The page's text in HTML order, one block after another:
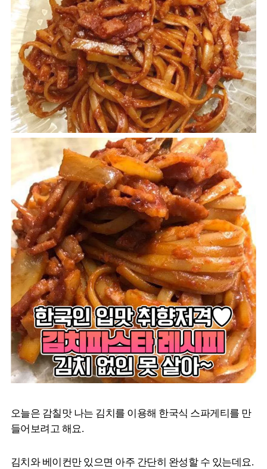
오늘은 감칠맛 나는 김치를 이용해 한국식 스파게티를 만
들어보려고 해요.
김치와 베이컨만 있으면 아주 간단히 완성할 수 있는데요.